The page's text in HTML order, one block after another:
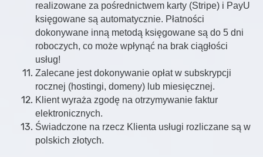
realizowane za pośrednictwem karty (Stripe) i PayU
księgowane są automatycznie. Płatności
dokonywane inną metodą księgowane są do 5 dni
roboczych, co może wpłynąć na brak ciągłości
usług!
Zalecane jest dokonywanie opłat w subskrypcji
rocznej (hostingi, domeny) lub miesięcznej.
Klient wyraża zgodę na otrzymywanie faktur
elektronicznych.
Świadczone na rzecz Klienta usługi rozliczane są w
polskich złotych.